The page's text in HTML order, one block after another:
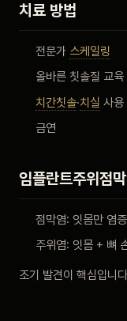
치료 방법
전문가 스케일링
올바른 칫솔질 교육
치간칫솔·치실 사용
금연
임플란트주위점
점막염: 잇몸만 염
주위염: 잇몸 + 뼈
조기 발견이 핵심입니